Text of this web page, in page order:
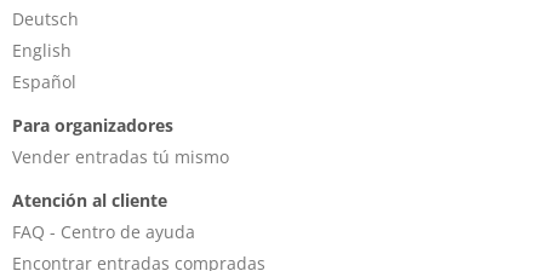
Deutsch
English
Español
Para organizadores
Vender entradas tú mismo
Atención al cliente
FAQ - Centro de ayuda
Encontrar entradas compradas